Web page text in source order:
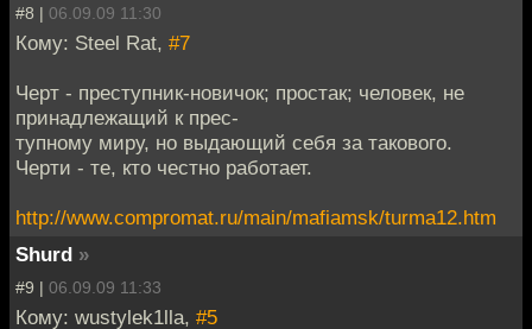
#8 | 06.09.09 11:30
Кому: Steel Rat, #7
Черт - преступник-новичок; простак; человек, не
принадлежащий к прес-
тупному миру, но выдающий себя за такового.
Черти - те, кто честно работает.
http://www.compromat.ru/main/mafiamsk/turma12.htm
Shurd »
#9 | 06.09.09 11:33
Кому: wustylek1lla, #5